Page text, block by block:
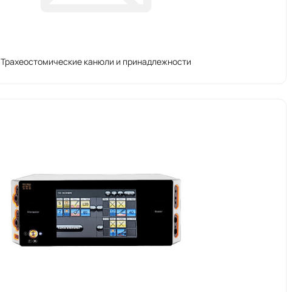
Трахеостомические канюли и принадлежности